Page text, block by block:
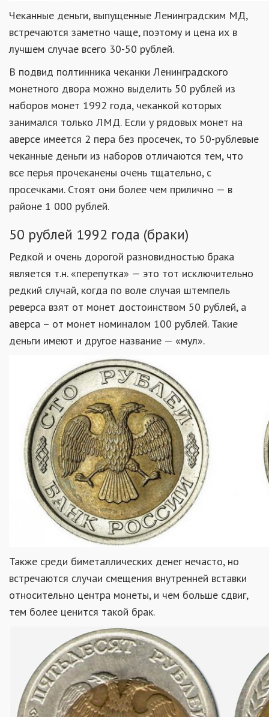
Чеканные деньги, выпущенные Ленинградским МД,
встречаются заметно чаще, поэтому и цена их в
лучшем случае всего 30-50 рублей.
В подвид полтинника чеканки Ленинградского
монетного двора можно выделить 50 рублей из
наборов монет 1992 года, чеканкой которых
занимался только ЛМД. Если у рядовых монет на
аверсе имеется 2 пера без просечек, то 50-рублевые
чеканные деньги из наборов отличаются тем, что
все перья прочеканены очень тщательно, с
просечками. Стоят они более чем прилично — в
районе 1 000 рублей.
50 рублей 1992 года (браки)
Редкой и очень дорогой разновидностью брака
является т.н. «перепутка» — это тот исключительно
редкий случай, когда по воле случая штемпель
реверса взят от монет достоинством 50 рублей, а
аверса – от монет номиналом 100 рублей. Такие
деньги имеют и другое название — «мул».
Также среди биметаллических денег нечасто, но
встречаются случаи смещения внутренней вставки
относительно центра монеты, и чем больше сдвиг,
тем более ценится такой брак.